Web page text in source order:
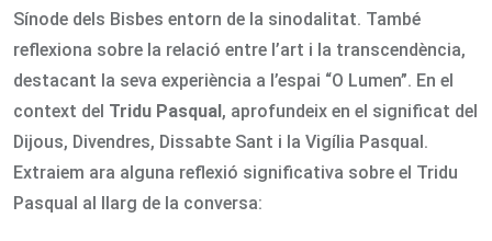
Sínode dels Bisbes entorn de la sinodalitat. També
reflexiona sobre la relació entre l’art i la transcendència,
destacant la seva experiència a l’espai “O Lumen”. En el
context del Tridu Pasqual, aprofundeix en el significat del
Dijous, Divendres, Dissabte Sant i la Vigília Pasqual.
Extraiem ara alguna reflexió significativa sobre el Tridu
Pasqual al llarg de la conversa: